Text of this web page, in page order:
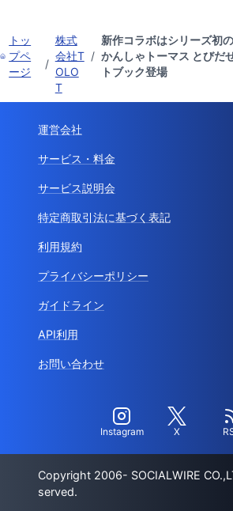
トッ
プペ
ージ
/
株式
会社T
OLO
T
/
新作コラボはシリーズ初
かんしゃトーマス とびだ
トブック登場
運営会社
サービス・料金
サービス説明会
特定商取引法に基づく表記
利用規約
プライバシーポリシー
ガイドライン
API利用
お問い合わせ
Instagram X
Copyright 2006- SOCIALWIRE
served.